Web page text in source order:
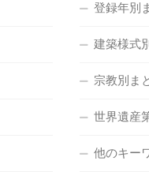
登録年別
建築様式
宗教別ま
世界遺産
他のキー